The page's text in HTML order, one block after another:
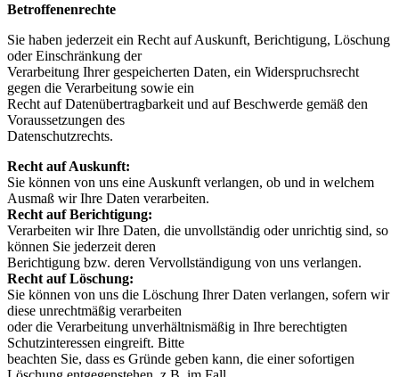
Betroffenenrechte
Sie haben jederzeit ein Recht auf Auskunft, Berichtigung, Löschung
oder Einschränkung der
Verarbeitung Ihrer gespeicherten Daten, ein Widerspruchsrecht
gegen die Verarbeitung sowie ein
Recht auf Datenübertragbarkeit und auf Beschwerde gemäß den
Voraussetzungen des
Datenschutzrechts.
Recht auf Auskunft:
Sie können von uns eine Auskunft verlangen, ob und in welchem
Ausmaß wir Ihre Daten verarbeiten.
Recht auf Berichtigung:
Verarbeiten wir Ihre Daten, die unvollständig oder unrichtig sind, so
können Sie jederzeit deren
Berichtigung bzw. deren Vervollständigung von uns verlangen.
Recht auf Löschung:
Sie können von uns die Löschung Ihrer Daten verlangen, sofern wir
diese unrechtmäßig verarbeiten
oder die Verarbeitung unverhältnismäßig in Ihre berechtigten
Schutzinteressen eingreift. Bitte
beachten Sie, dass es Gründe geben kann, die einer sofortigen